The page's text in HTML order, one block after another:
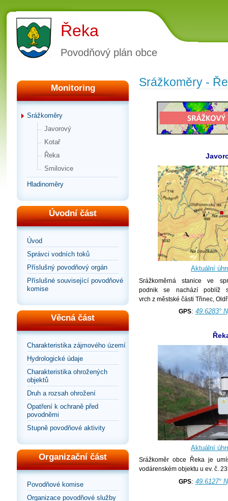
Řeka
Povodňový plán obce
Monitoring
Srážkoměry
Javorový
Kotař
Řeka
Smilovice
Hladinoměry
Úvodní část
Úvod
Správci vodních toků
Příslušný povodňový orgán
Příslušné související povodňové
komise
Věcná část
Charakteristika zájmového území
Hydrologické údaje
Charakteristika ohrožených
objektů
Druh a rozsah ohrožení
Opatření k ochraně před
povodněmi
Stupně povodňové aktivity
Organizační část
Povodňové komise
Organizace povodňové služby
Srážkoměry -
Aktuální
Srážkoměrná stanice ve
podnik se nachází poblíž
vrch z městské části Třinec,
GPS: 49.6283°
Aktuální
Srážkoměr obce Řeka je
vodárenském objektu u ev. č.
GPS: 49.6127°